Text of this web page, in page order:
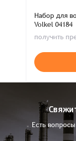
Набор для
Volkel 04184
получить
Есть